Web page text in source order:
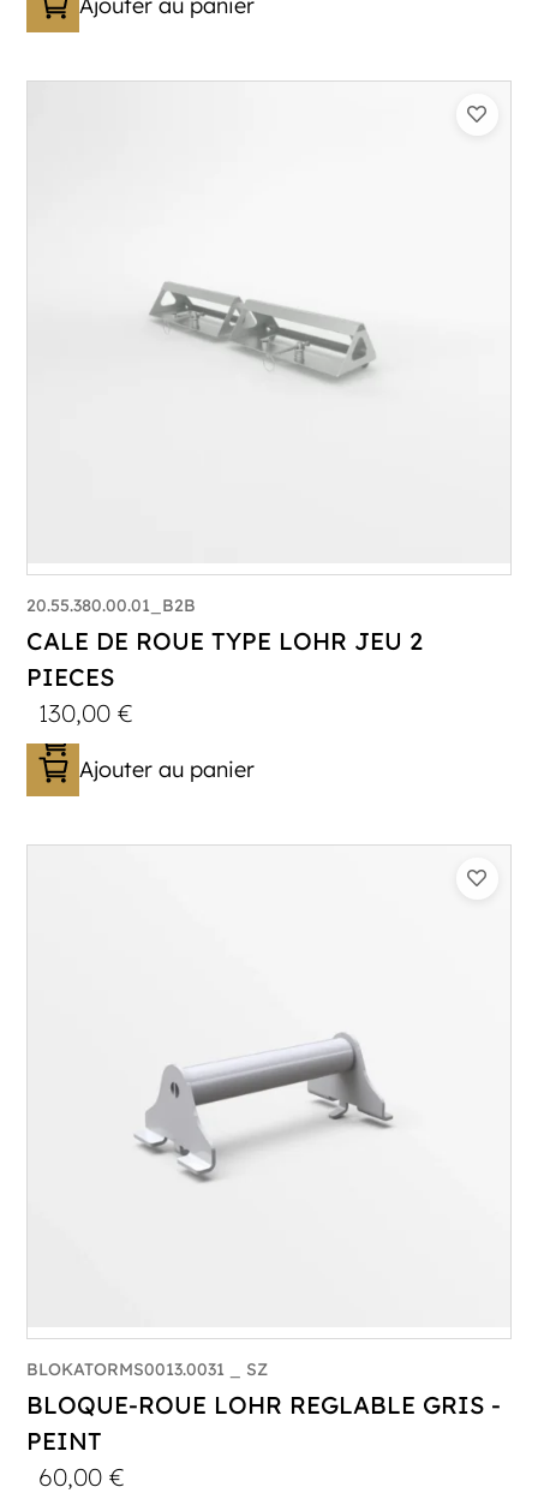
20.55.380.00.01_B2B
CALE DE ROUE TYPE LOHR JEU 2
PIECES
130,00€
Ajouter au panier
BLOKATORMS0013.0031 _ SZ
BLOQUE-ROUE LOHR REGLABLE GRIS -
PEINT
60,00€